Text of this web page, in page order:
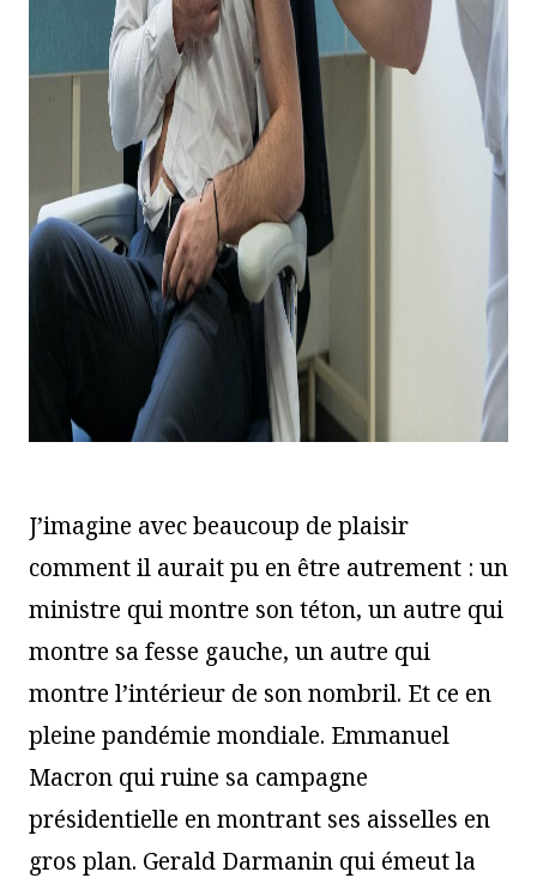
J’imagine avec beaucoup de plaisir
comment il aurait pu en être autrement : un
ministre qui montre son téton, un autre qui
montre sa fesse gauche, un autre qui
montre l’intérieur de son nombril. Et ce en
pleine pandémie mondiale. Emmanuel
Macron qui ruine sa campagne
présidentielle en montrant ses aisselles en
gros plan. Gerald Darmanin qui émeut la